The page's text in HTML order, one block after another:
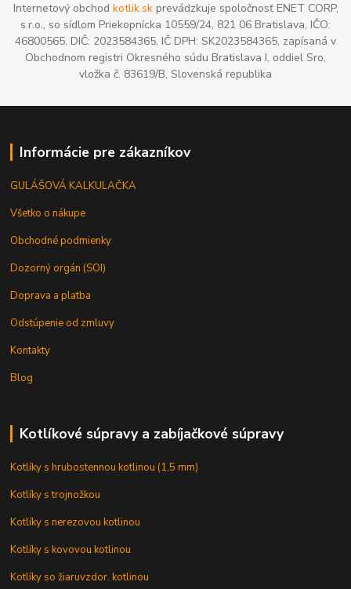
Internetový obchod kotlik.skprevádzkuje spoločnosť ENET CORP,
s.r.o., so sídlom Priekopnícka 10559/24, 821 06 Bratislava, IČO:
46800565, DIČ: 2023584365, IČ DPH: SK2023584365, zapísaná v
Obchodnom registri Okresného súdu Bratislava I, oddiel Sro,
vložka č. 83619/B, Slovenská republika
Informácie pre zákazníkov
GULÁŠOVÁ KALKULAČKA
Všetko o nákupe
Obchodné podmienky
Dozorný orgán (SOI)
Doprava a platba
Odstúpenie od zmluvy
Kontakty
Blog
Kotlíkové súpravy a zabíjačkové súpravy
Kotlíky s hrubostennou kotlinou (1,5 mm)
Kotlíky s trojnožkou
Kotlíky s nerezovou kotlinou
Kotlíky s kovovou kotlinou
Kotlíky so žiaruvzdor. kotlinou